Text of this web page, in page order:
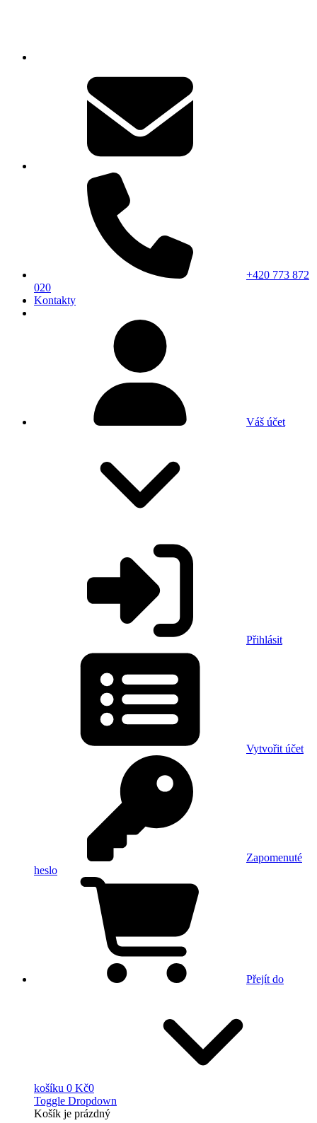
+420 773 872
020
Kontakty
Váš účet
Přihlásit
Vytvořit účet
Zapomenuté
heslo
Přejít do
košíku 0 Kč0
Toggle Dropdown
Košík je prázdný